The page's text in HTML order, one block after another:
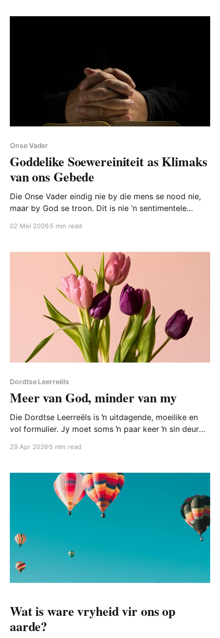
Onse Vader
Goddelike Soewereiniteit as Klimaks
van ons Gebede
Die Onse Vader eindig nie by die mens se nood nie,
maar by God se troon. Dit is nie ’n sentimentele
tot in ewigheid,” is nie bloot
02 Mei 2026 5 min read
Dordtse Leerreëls
Meer van God, minder van my
Die Dordtse Leerreëls is ŉ uitdagende, moeilike en
vol formulier. Jy moet soms ŉ paar keer ŉ sin deur
na vrae waaroor mens gou kan wonder. In hierdie
sinode van Dordt.
29 Apr 2026 5 min read
Wat is ware vryheid vir ons op
aarde?